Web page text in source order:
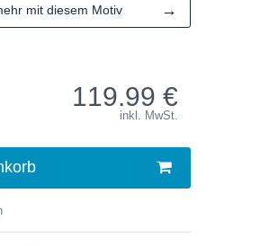
mit diesem Motiv →
119.99 €
inkl. MwSt.